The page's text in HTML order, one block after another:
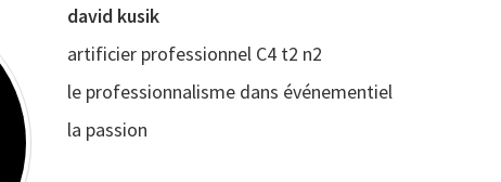
david kusik
artificier professionnel C4 t2 n2
le professionnalisme dans événementiel
la passion